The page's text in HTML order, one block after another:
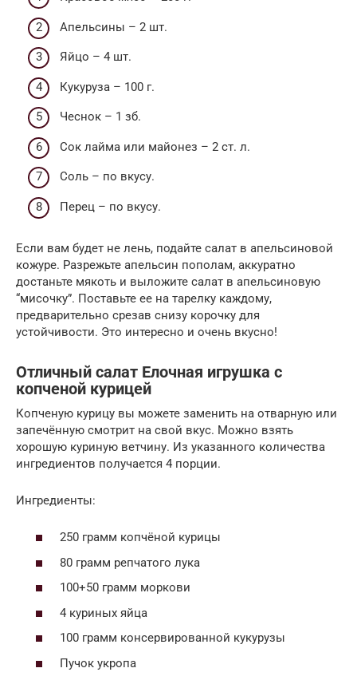
Апельсины – 2 шт.
Яйцо – 4 шт.
Кукуруза – 100 г.
Чеснок – 1 зб.
Сок лайма или майонез – 2 ст. л.
Соль – по вкусу.
Перец – по вкусу.
Если вам будет не лень, подайте салат в апельсиновой
кожуре. Разрежьте апельсин пополам, аккуратно
достаньте мякоть и выложите салат в апельсиновую
“мисочку”. Поставьте ее на тарелку каждому,
предварительно срезав снизу корочку для
устойчивости. Это интересно и очень вкусно!
Отличный салат Елочная игрушка с
копченой курицей
Копченую курицу вы можете заменить на отварную или
запечённую смотрит на свой вкус. Можно взять
хорошую куриную ветчину. Из указанного количества
ингредиентов получается 4 порции.
Ингредиенты:
250 грамм копчёной курицы
80 грамм репчатого лука
100+50 грамм моркови
4 куриных яйца
100 грамм консервированной кукурузы
Пучок укропа